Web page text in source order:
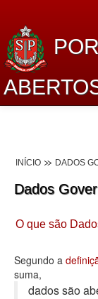
Lei de Acesso
Dados
Planejamento
Catálogo de
INÍCIO DADOS
Dados
O que são
Segundo a
suma,
dados são